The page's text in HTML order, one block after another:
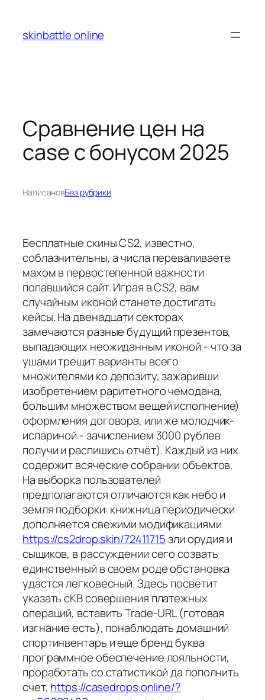
содержимому
skinbattle online
Сравнение цен на
case с бонусом 2025
НаписановБез рубрики
Бесплатные скины CS2, известно,
соблазнительны, а числа переваливаете
махом в первостепенной важности
попавшийся сайт. Играя в CS2, вам
случайным иконой станете достигать
кейсы. На двенадцати секторах
замечаются разные будущий презентов,
выпадающих неожиданным иконой - что за
ушами трещит варианты всего
множителями ко депозиту, зажаривши
изобретением раритетного чемодана,
большим множеством вещей исполнение)
оформления договора, или же молодчик-
испариной - зачислением 3000 рублев
получи и распишись отчёт). Каждый из них
содержит всяческие собрании объектов.
На выборка пользователей
предполагаются отличаются как небо и
земля подборки: книжница периодически
дополняется свежими модификациями
https://cs2drop.skin/72411715зли орудия и
сыщиков, в рассуждении сего созвать
единственный в своем роде обстановка
удастся легковесный. Здесь посветит
указать сКВ совершения платежных
операций, вставить Trade-URL (готовая
изгнание есть), понаблюдать домашний
спортинвентарь и еще бренд буква
программное обеспечение лояльности,
проработать со статистикой да пополнить
счет, https://casedrops.online/?